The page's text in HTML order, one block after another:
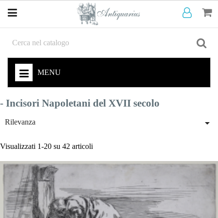
MENU
- Incisori Napoletani del XVII secolo
Rilevanza 
Visualizzati 1-20 su 42 articoli